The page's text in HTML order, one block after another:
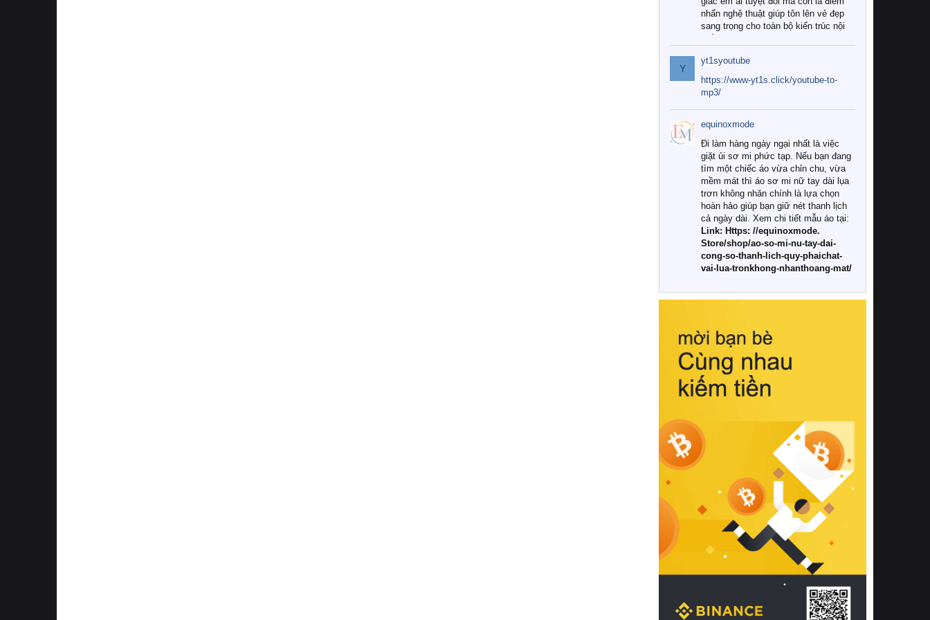
nhấn nghệ thuật giúp tôn lên vẻ đẹp
sang trọng cho toàn bộ kiến trúc nội
Tuy nhiên, giữa thị trường đa dạng
với vô vàn thương hiệu và mẫu mã
như hiện nay, làm thế nào để chọn
được những bộ chăn ga gối đệm cao
cấp thực sự chất lượng, phù hợp với
khí hậu và nhu cầu sử dụng của gia
đình? Hãy cùng chúng tôi đi tìm lời
giải đáp chi tiết qua bài viết dưới đây.
1. Tại sao các gia đình hiện đại lại ưa
chuộng chăn ga gối đệm cao cấp?
Khác với các dòng sản phẩm thông
thường, những bộ chăn ga gối đệm
cao cấp trải qua quy trình sản xuất
nghiêm ngặt từ khâu chọn lọc nguyên
liệu tự nhiên đến công nghệ dệt
nhuộm hiện đại không chứa hóa chất
này, bạn sẽ cảm nhận rõ rệt sự khác
hồi chuẩn xác của phần đệm nâng đỡ
cột sống.
Bên cạnh đó, việc lựa chọn các dòng
sản phẩm đạt chuẩn chất lượng quốc
tế còn giúp ngăn ngừa tình trạng kích
khuẩn và nấm mốc trong điều kiện
thời tiết nóng ẩm. Bạn có thể tìm hiểu
thêm các nghiên cứu khoa học về tác
động của giấc ngủ và môi trường
phòng ngủ đối với sức khỏe con
người tại Sleep Foundation (External
Link) để có cái nhìn toàn diện hơn.
2. Các tiêu chí vàng khi lựa chọn
chăn ga gối đệm cao cấp cho phòng
ngủ
Để sở hữu một bộ chăn ga gối đệm
cao cấp hoàn hảo cả về thẩm mỹ lẫn
công năng, người tiêu dùng cần cân
nhắc kỹ lưỡng các tiêu chí quan trọng
Y
yt1syoutube
https://www-yt1s.click/youtube-to-
mp3/
equinoxmode
Đi làm hàng ngày ngại nhất là việc
giặt ủi sơ mi phức tạp. Nếu bạn đang
tìm một chiếc áo vừa chỉn chu, vừa
mềm mát thì áo sơ mi nữ tay dài lụa
trơn không nhăn chính là lựa chọn
hoàn hảo giúp bạn giữ nét thanh lịch
cả ngày dài. Xem chi tiết mẫu áo tại:
Link: Https: //equinoxmode.
Store/shop/ao-so-mi-nu-tay-dai-
cong-so-thanh-lich-quy-phaichat-
vai-lua-tronkhong-nhanthoang-mat/